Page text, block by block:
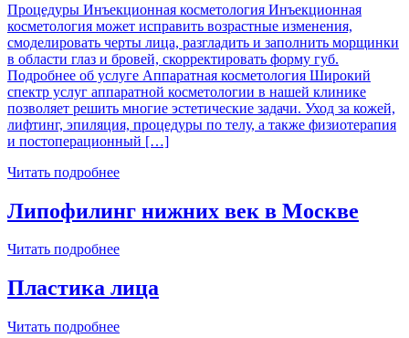
Процедуры Инъекционная косметология Инъекционная
косметология может исправить возрастные изменения,
смоделировать черты лица, разгладить и заполнить морщинки
в области глаз и бровей, скорректировать форму губ.
Подробнее об услуге Аппаратная косметология Широкий
спектр услуг аппаратной косметологии в нашей клинике
позволяет решить многие эстетические задачи. Уход за кожей,
лифтинг, эпиляция, процедуры по телу, а также физиотерапия
и постоперационный […]
Читать подробнее
Липофилинг нижних век в Москве
Читать подробнее
Пластика лица
Читать подробнее